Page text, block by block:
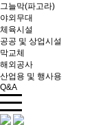
그늘막(파고라)
야외무대
체육시설
공공 및 상업시설
막교체
해외공사
산업용 및 행사용
Q&A